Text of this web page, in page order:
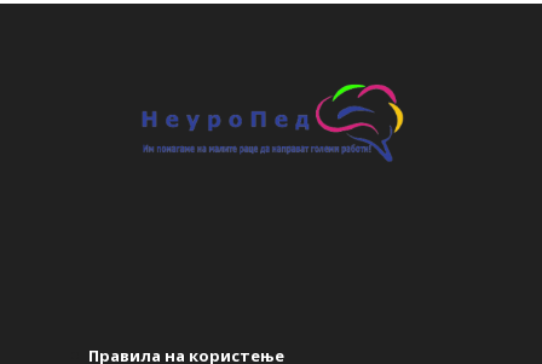
Правила на користење